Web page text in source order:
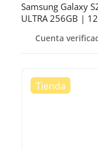
Samsung Galaxy
ULTRA 256GB |
Cuenta